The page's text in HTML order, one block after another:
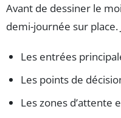
Avant de dessiner le
demi-journée sur place.
Les entrées
Les points de
Les zones d’attente